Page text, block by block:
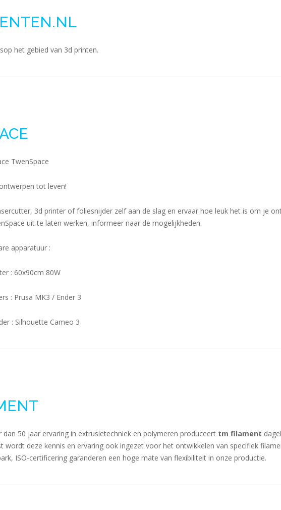
het gebied van 3d printen.
TwenSpace
tot leven!
3d printer of foliesnijder zelf aan de slag en ervaar hoe leuk het is om je
uit te laten werken, informeer naar de mogelijkheden.
apparatuur :
: 60x90cm 80W
: Prusa MK3 / Ender 3
: Silhouette Cameo 3
dan 50 jaar ervaring in extrusietechniek en polymeren produceert tm filament
wordt deze kennis en ervaring ook ingezet voor het ontwikkelen van specifiek
ISO-certificering garanderen een hoge mate van flexibiliteit in onze productie.